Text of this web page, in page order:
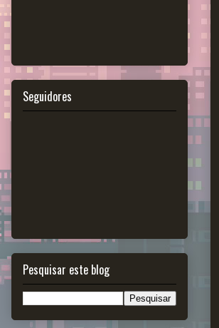
Seguidores
Pesquisar este blog